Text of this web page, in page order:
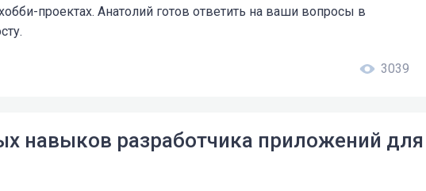
проектах. Анатолий готов ответить на ваши вопросы в
3039
навыков разработчика приложений для